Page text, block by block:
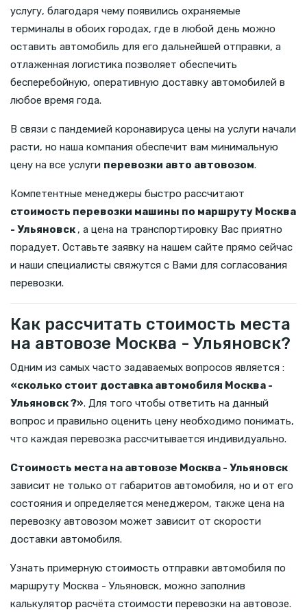
услугу, благодаря чему появились охраняемые
терминалы в обоих городах, где в любой день можно
оставить автомобиль для его дальнейшей отправки, а
отлаженная логистика позволяет обеспечить
бесперебойную, оперативную доставку автомобилей в
любое время года.
В связи с пандемией коронавируса цены на услуги начали
расти, но наша компания обеспечит вам минимальную
цену на все услуги перевозки авто автовозом.
Компетентные менеджеры быстро рассчитают
стоимость перевозки машины по маршруту Москва
- Ульяновск , а цена на транспортировку Вас приятно
порадует. Оставьте заявку на нашем сайте прямо сейчас
и наши специалисты свяжутся с Вами для согласования
перевозки.
Как рассчитать стоимость места
на автовозе Москва - Ульяновск?
Одним из самых часто задаваемых вопросов является :
«сколько стоит доставка автомобиля Москва -
Ульяновск ?». Для того чтобы ответить на данный
вопрос и правильно оценить цену необходимо понимать,
что каждая перевозка рассчитывается индивидуально.
Стоимость места на автовозе Москва - Ульяновск
зависит не только от габаритов автомобиля, но и от его
состояния и определяется менеджером, также цена на
перевозку автовозом может зависит от скорости
доставки автомобиля.
Узнать примерную стоимость отправки автомобиля по
маршруту Москва - Ульяновск, можно заполнив
калькулятор расчёта стоимости перевозки на автовозе.